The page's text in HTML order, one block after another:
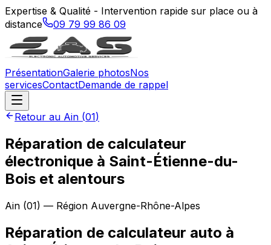
Expertise & Qualité - Intervention rapide sur place ou à
distance
09 79 99 86 09
PrésentationGalerie photosNos
servicesContactDemande de rappel
Retour au Ain (01)
Réparation de calculateur
électronique à Saint-Étienne-du-
Bois et alentours
Ain (01) — Région Auvergne-Rhône-Alpes
Réparation de calculateur auto à